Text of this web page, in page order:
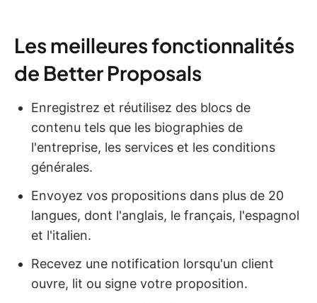
Les meilleures fonctionnalités
de Better Proposals
Enregistrez et réutilisez des blocs de
contenu tels que les biographies de
l'entreprise, les services et les conditions
générales.
Envoyez vos propositions dans plus de 20
langues, dont l'anglais, le français, l'espagnol
et l'italien.
Recevez une notification lorsqu'un client
ouvre, lit ou signe votre proposition.